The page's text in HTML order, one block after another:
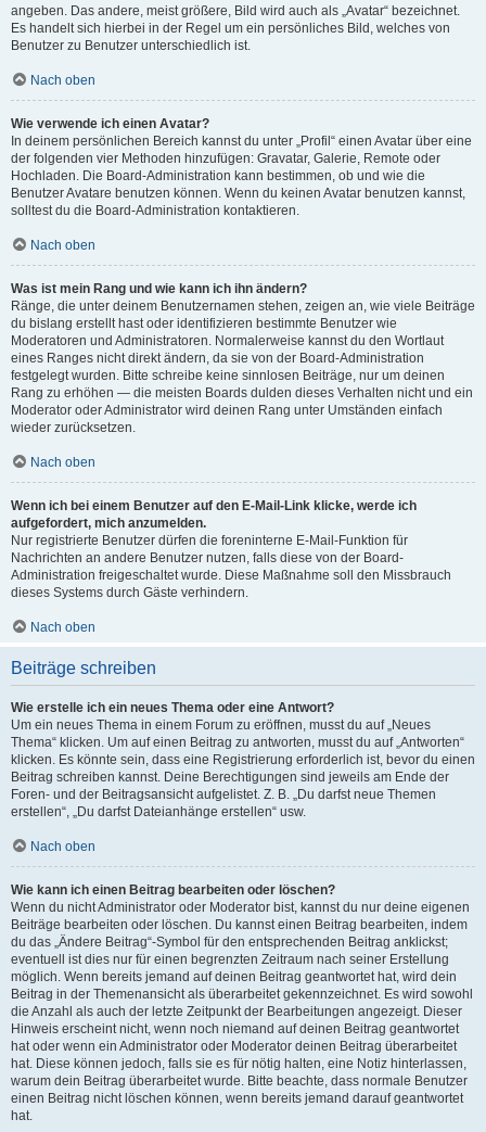
angeben. Das andere, meist größere, Bild wird auch als „Avatar“ bezeichnet.
Es handelt sich hierbei in der Regel um ein persönliches Bild, welches von
Benutzer zu Benutzer unterschiedlich ist.
Nach oben
Wie verwende ich einen Avatar?
In deinem persönlichen Bereich kannst du unter „Profil“ einen Avatar über eine
der folgenden vier Methoden hinzufügen: Gravatar, Galerie, Remote oder
Hochladen. Die Board-Administration kann bestimmen, ob und wie die
Benutzer Avatare benutzen können. Wenn du keinen Avatar benutzen kannst,
solltest du die Board-Administration kontaktieren.
Nach oben
Was ist mein Rang und wie kann ich ihn ändern?
Ränge, die unter deinem Benutzernamen stehen, zeigen an, wie viele Beiträge
du bislang erstellt hast oder identifizieren bestimmte Benutzer wie
Moderatoren und Administratoren. Normalerweise kannst du den Wortlaut
eines Ranges nicht direkt ändern, da sie von der Board-Administration
festgelegt wurden. Bitte schreibe keine sinnlosen Beiträge, nur um deinen
Rang zu erhöhen — die meisten Boards dulden dieses Verhalten nicht und ein
Moderator oder Administrator wird deinen Rang unter Umständen einfach
wieder zurücksetzen.
Nach oben
Wenn ich bei einem Benutzer auf den E-Mail-Link klicke, werde ich
aufgefordert, mich anzumelden.
Nur registrierte Benutzer dürfen die foreninterne E-Mail-Funktion für
Nachrichten an andere Benutzer nutzen, falls diese von der Board-
Administration freigeschaltet wurde. Diese Maßnahme soll den Missbrauch
dieses Systems durch Gäste verhindern.
Nach oben
Beiträge schreiben
Wie erstelle ich ein neues Thema oder eine Antwort?
Um ein neues Thema in einem Forum zu eröffnen, musst du auf „Neues
Thema“ klicken. Um auf einen Beitrag zu antworten, musst du auf „Antworten“
klicken. Es könnte sein, dass eine Registrierung erforderlich ist, bevor du einen
Beitrag schreiben kannst. Deine Berechtigungen sind jeweils am Ende der
Foren- und der Beitragsansicht aufgelistet. Z. B. „Du darfst neue Themen
erstellen“, „Du darfst Dateianhänge erstellen“ usw.
Nach oben
Wie kann ich einen Beitrag bearbeiten oder löschen?
Wenn du nicht Administrator oder Moderator bist, kannst du nur deine eigenen
Beiträge bearbeiten oder löschen. Du kannst einen Beitrag bearbeiten, indem
du das „Ändere Beitrag“-Symbol für den entsprechenden Beitrag anklickst;
eventuell ist dies nur für einen begrenzten Zeitraum nach seiner Erstellung
möglich. Wenn bereits jemand auf deinen Beitrag geantwortet hat, wird dein
Beitrag in der Themenansicht als überarbeitet gekennzeichnet. Es wird sowohl
die Anzahl als auch der letzte Zeitpunkt der Bearbeitungen angezeigt. Dieser
Hinweis erscheint nicht, wenn noch niemand auf deinen Beitrag geantwortet
hat oder wenn ein Administrator oder Moderator deinen Beitrag überarbeitet
hat. Diese können jedoch, falls sie es für nötig halten, eine Notiz hinterlassen,
warum dein Beitrag überarbeitet wurde. Bitte beachte, dass normale Benutzer
einen Beitrag nicht löschen können, wenn bereits jemand darauf geantwortet
hat.